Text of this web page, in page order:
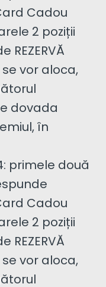
Cadou
2 poziții
REZERVĂ
se vor aloca,
dovada
în
primele două
Cadou
2 poziții
REZERVĂ
se vor aloca,